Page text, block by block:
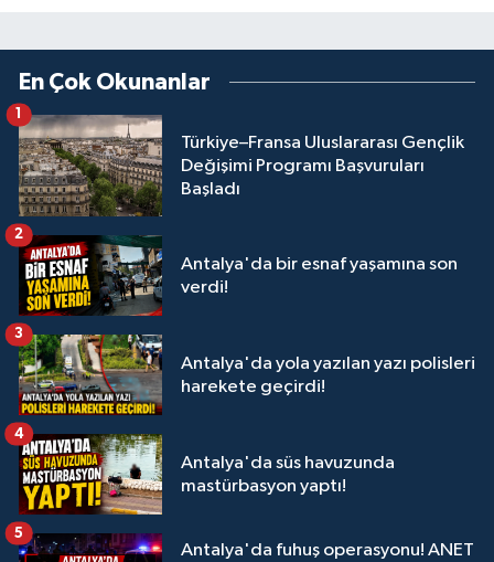
En Çok Okunanlar
Türkiye–Fransa Uluslararası Gençlik
Değişimi Programı Başvuruları
Başladı
Antalya'da bir esnaf yaşamına son
verdi!
2
Antalya'da yola yazılan yazı polisleri
harekete geçirdi!
3
Antalya'da süs havuzunda
mastürbasyon yaptı!
4
Antalya'da fuhuş operasyonu! ANET
5